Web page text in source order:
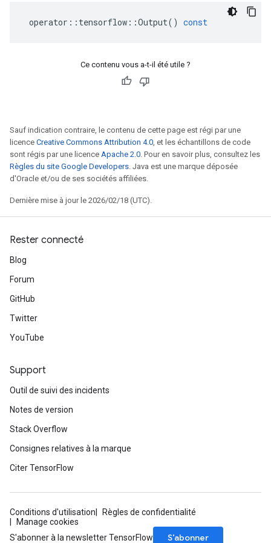
operator :: tensorflow ::Output() const
Ce contenu vous a-t-il été utile ?
Sauf indication contraire, le contenu de cette page est régi par une
licence Creative Commons Attribution 4.0, et les échantillons de code
sont régis par une licence Apache 2.0. Pour en savoir plus, consultez les
Règles du site Google Developers. Java est une marque déposée
d'Oracle et/ou de ses sociétés affiliées.
Dernière mise à jour le 2026/02/18 (UTC).
Rester connecté
Blog
Forum
GitHub
Twitter
YouTube
Support
Outil de suivi des incidents
Notes de version
Stack Overflow
Consignes relatives à la marque
Citer TensorFlow
Conditions d'utilisation
Règles de confidentialité
Manage cookies
S'abonner à la newsletter TensorFlow
S’abonner